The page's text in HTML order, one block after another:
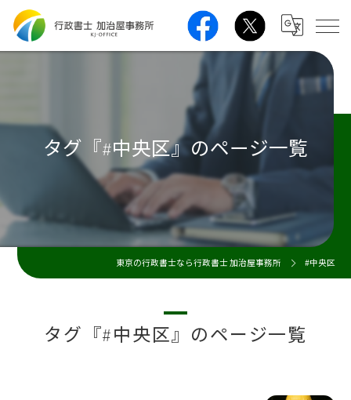
タグ『#中央区』のページ一覧
東京の行政書士なら行政書士 加治屋事務所 #中央区
タグ『#中央区』のページ一覧